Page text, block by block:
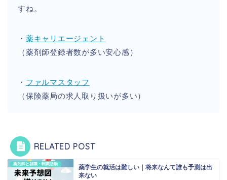
すね。
・ 薬キャリエージェント
（薬剤師登録者数が多い安心感）
・ ファルマスタッフ
（保険薬局の求人取り扱いが多い）
RELATED POST
薬剤師と就職・転職活動
薬学生の就活は難しい｜将来なんて誰も予測は出
来ない